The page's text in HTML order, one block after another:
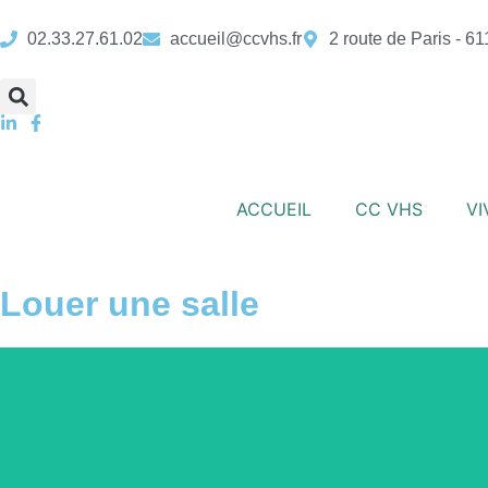
02.33.27.61.02 accueil@ccvhs.fr 2 route de Paris -
ACCUEIL CC VHS
Louer une salle
Environ 95 personnes